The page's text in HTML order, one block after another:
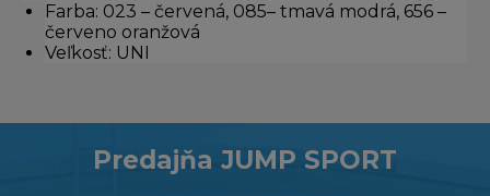
Farba: 023 – červená, 085– tmavá modrá, 656 –
červeno oranžová
Veľkosť: UNI
Predajňa JUMP SPORT